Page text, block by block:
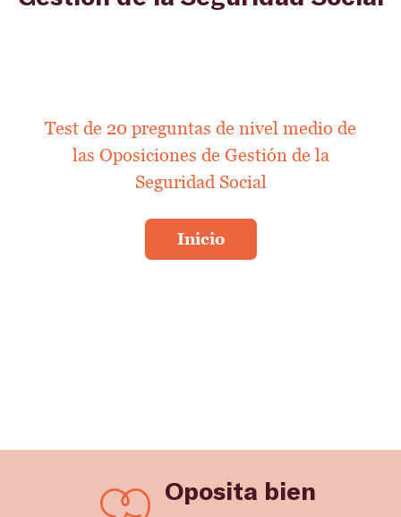
Test de 20 preguntas de nivel medio de
las Oposiciones de Gestión de la
Seguridad Social
Oposita bien